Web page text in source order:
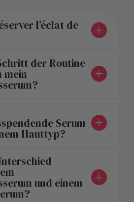
l’éclat de
der Routine
mein
Serum
Hauttyp?
und einem